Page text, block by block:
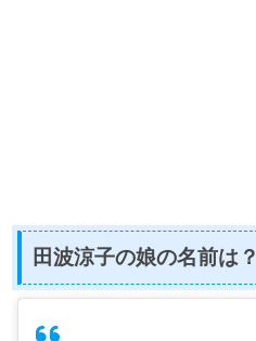
田波涼子の娘の名前は？